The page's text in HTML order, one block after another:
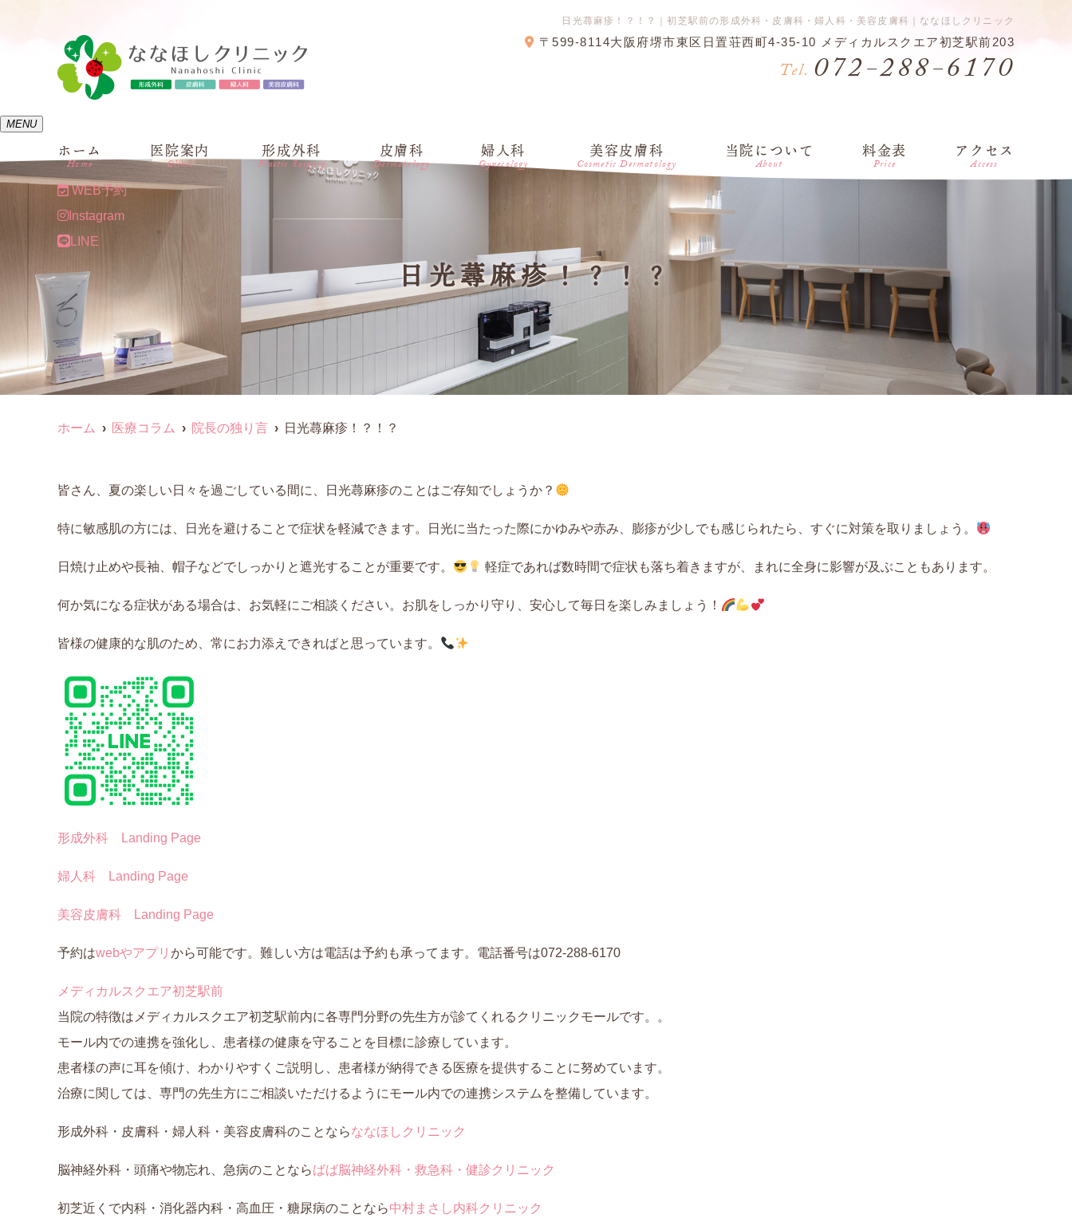
日光蕁麻疹！？！？｜初芝駅前の形成外科・皮膚科・婦人科・美容皮膚科｜ななほしクリニック
〒599-8114大阪府堺市東区日置荘西町4-35-10 メディカルスクエア初芝駅前203
Tel. 072-288-6170
MENU
ホーム
Home
医院案内
Clinic
形成外科
Plastic Surgery
皮膚科
Dermatology
婦人科
Gynecology
美容皮膚科
Cosmetic Dermatology
当院について
About
料金表
Price
アクセス
Access
WEB予約
Instagram
LINE
日光蕁麻疹！？！？
ホーム 医療コラム 院長の独り言 日光蕁麻疹！？！？
皆さん、夏の楽しい日々を過ごしている間に、日光蕁麻疹のことはご存知でしょうか？
特に敏感肌の方には、日光を避けることで症状を軽減できます。日光に当たった際にかゆみや赤み、膨疹が少しでも感じられたら、すぐに対策を取りましょう。
日焼け止めや長袖、帽子などでしっかりと遮光することが重要です。 軽症であれば数時間で症状も落ち着きますが、まれに全身に影響が及ぶこともあります。
何か気になる症状がある場合は、お気軽にご相談ください。お肌をしっかり守り、安心して毎日を楽しみましょう！
皆様の健康的な肌のため、常にお力添えできればと思っています。
形成外科 Landing Page
婦人科 Landing Page
美容皮膚科 Landing Page
予約はwebやアプリ から可能です。難しい方は電話は予約も承ってます。電話番号は072-288-6170
メディカルスクエア初芝駅前
当院の特徴はメディカルスクエア初芝駅前内に各専門分野の先生方が診てくれるクリニックモールです。。
モール内での連携を強化し、患者様の健康を守ることを目標に診療しています。
患者様の声に耳を傾け、わかりやすくご説明し、患者様が納得できる医療を提供することに努めています。
治療に関しては、専門の先生方にご相談いただけるようにモール内での連携システムを整備しています。
形成外科・皮膚科・婦人科・美容皮膚科のことならななほしクリニック
脳神経外科・頭痛や物忘れ、急病のことならばば脳神経外科・救急科・健診クリニック
初芝近くで内科・消化器内科・高血圧・糖尿病のことなら中村まさし内科クリニック